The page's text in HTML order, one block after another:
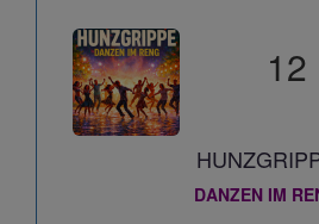
12
DANZEN IM